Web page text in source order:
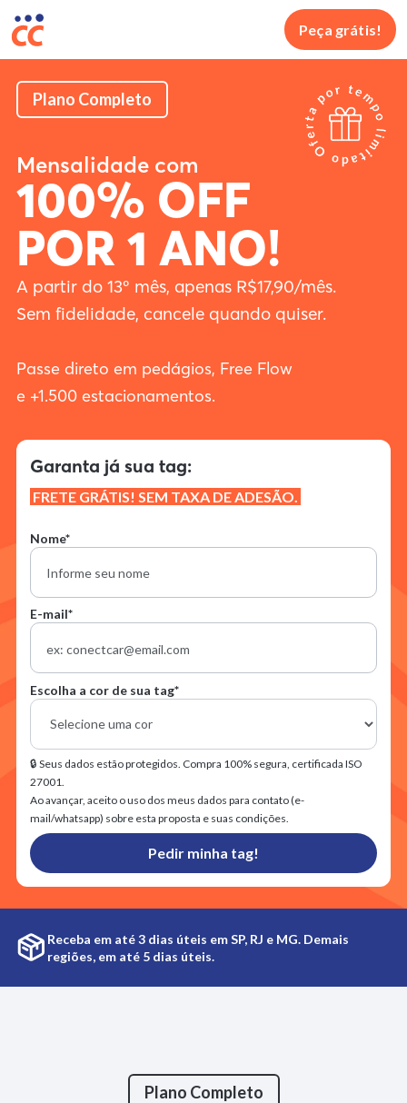
Peça grátis!
Plano Completo
Mensalidade com
100% OFF
POR 1 ANO!
A partir do 13º mês, apenas R$17,90/mês.
Sem fidelidade, cancele quando quiser.
Passe direto em pedágios, Free Flow
e +1.500 estacionamentos.
Garanta já sua tag:
FRETE GRÁTIS! SEM TAXA DE ADESÃO.
Nome*
E-mail*
Escolha a cor de sua tag*
🔒 Seus dados estão protegidos. Compra 100% segura, certificada ISO
27001.
Ao avançar, aceito o uso dos meus dados para contato (e-
mail/whatsapp) sobre esta proposta e suas condições.
Pedir minha tag!
Receba em até 3 dias úteis em SP, RJ e MG. Demais
regiões, em até 5 dias úteis.
Plano Completo